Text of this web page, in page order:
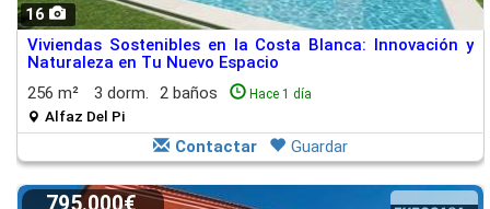
16
Viviendas Sostenibles en la Costa Blanca: Innovación y
Naturaleza en Tu Nuevo Espacio
256 m²
3 dorm. 2 baños Hace 1 día
Alfaz Del Pi
Contactar Guardar